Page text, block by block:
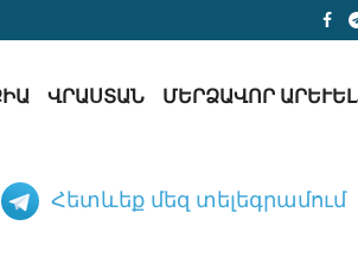
ՎՐԱՍՏԱՆ ՄԵՐՁԱՎՈՐ ԱՐԵՒԵԼՔ
Հետևեք մեզ տելեգրամում